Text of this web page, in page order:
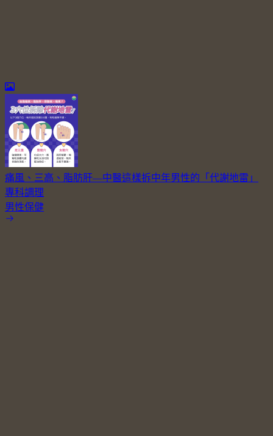
痛風、三高、脂肪肝—中醫這樣拆中年男性的「代謝地雷」
專科調理
男性保健